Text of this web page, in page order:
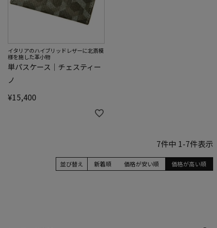
イタリアのハイブリッドレザーに北斎模
様を施した革小物
単パスケース｜チェスティー
ノ
¥15,400
並び替え 価格が安い順 価格が高い順
新着順
7件中 1-7件表示